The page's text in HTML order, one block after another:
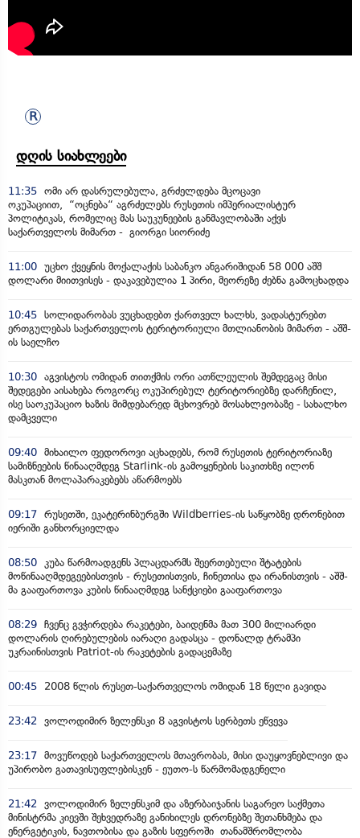
დღის სიახლეები
11:35 ომი არ დასრულებულა, გრძელდება მცოცავი
ოკუპაციით, “ოცნება“ აგრძელებს რუსეთის იმპერიალისტურ
პოლიტიკას, რომელიც მას საუკუნეების განმავლობაში აქვს
საქართველოს მიმართ - გიორგი სიორიძე
11:00 უცხო ქვეყნის მოქალაქის საბანკო ანგარიშიდან 58 000 აშშ
დოლარი მიითვისეს - დაკავებულია 1 პირი, მეორეზე ძებნა გამოცხადდა
10:45 სოლიდარობას ვუცხადებთ ქართველ ხალხს, ვადასტურებთ
ერთგულებას საქართველოს ტერიტორიული მთლიანობის მიმართ - აშშ-
ის საელჩო
10:30 აგვისტოს ომიდან თითქმის ორი ათწლეულის შემდეგაც მისი
შედეგები აისახება როგორც ოკუპირებულ ტერიტორიებზე დარჩენილ,
ისე საოკუპაციო ხაზის მიმდებარედ მცხოვრებ მოსახლეობაზე - სახალხო
დამცველი
09:40 მიხაილო ფედოროვი აცხადებს, რომ რუსეთის ტერიტორიაზე
სამიზნეების წინააღმდეგ Starlink-ის გამოყენების საკითხზე ილონ
მასკთან მოლაპარაკებებს აწარმოებს
09:17 რუსეთში, ეკატერინბურგში Wildberries-ის საწყობზე დრონებით
იერიში განხორციელდა
08:50
კუბა წარმოადგენს პლაცდარმს შეერთებული შტატების
მოწინააღმდეგეებისთვის - რუსეთისთვის, ჩინეთისა და ირანისთვის - აშშ-
მა გააფართოვა კუბის წინააღმდეგ სანქციები გააფართოვა
08:29 ჩვენც გვჭირდება რაკეტები, ბაიდენმა მათ 300 მილიარდი
დოლარის ღირებულების იარაღი გადასცა - დონალდ ტრამპი
უკრაინისთვის Patriot-ის რაკეტების გადაცემაზე
00:45 2008 წლის რუსეთ-საქართველოს ომიდან 18 წელი გავიდა
23:42 ვოლოდიმირ ზელენსკი 8 აგვისტოს სერბეთს ეწვევა
23:17 მოვუწოდებ საქართველოს მთავრობას, მისი დაუყოვნებლივი და
უპირობო გათავისუფლებისკენ - ეუთო-ს წარმომადგენელი
21:42
ვოლოდიმირ ზელენსკიმ და აზერბაიჯანის საგარეო საქმეთა
მინისტრმა კიევში შეხვედრაზე განიხილეს დრონებზე შეთანხმება და
ენერგეტიკის, ნავთობისა და გაზის სფეროში თანამშრომლობა